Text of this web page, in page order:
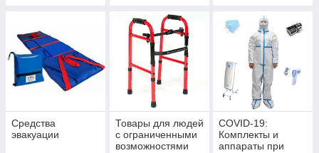
Средства
эвакуации
Товары для людей
с ограниченными
возможностями
COVID-19:
Комплекты и
аппараты при